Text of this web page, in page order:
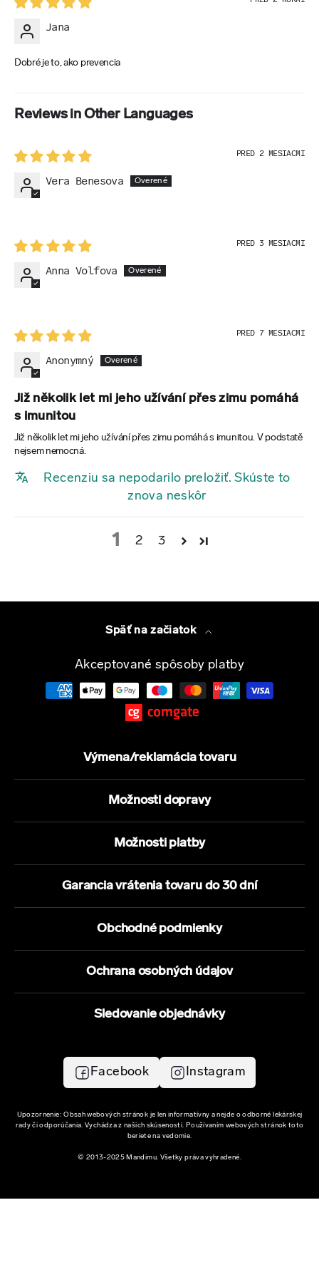
slnečným žiarením.
Jana
Dobré je to, ako prevencia
Reviews in Other Languages
PRED 2 MESIACMI
Vera Benesova
PRED 3 MESIACMI
Anna Volfova
PRED 7 MESIACMI
Anonymný
Již několik let mi jeho užívání přes zimu pomáhá
s imunitou
Již několik let mi jeho užívání přes zimu pomáhá s imunitou. V podstatě
nejsem nemocná.
Recenziu sa nepodarilo preložiť. Skúste to
znova neskôr
1 2 3
Späť na začiatok
Akceptované spôsoby platby
Výmena/reklamácia tovaru
Možnosti dopravy
Možnosti platby
Garancia vrátenia tovaru do 30 dní
Obchodné podmienky
Ochrana osobných údajov
Sledovanie objednávky
Facebook Instagram
Upozornenie: Obsah webových stránok je len informatívny a nejde o odborné lekárskej
rady či odporúčania. Vychádza z našich skúseností. Používaním webových stránok toto
beriete na vedomie.
© 2013-2025 Mandimu. Všetky práva vyhradené.